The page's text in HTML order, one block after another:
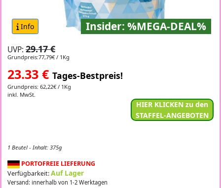
Info Insider: %MEGA-DEAL%
UVP: 29.17 €
Grundpreis:77,79€ / 1Kg
23.33 € Tages-Bestpreis!
Grundpreis: 62,22€ / 1Kg
inkl. MwSt.
HIER KLICKEN zu den
STAFFEL-ANGEBOTEN
1 Beutel - Inhalt: 375g
PORTOFREIE LIEFERUNG
Verfügbarkeit:Auf Lager
Versand: innerhalb von 1-2 Werktagen